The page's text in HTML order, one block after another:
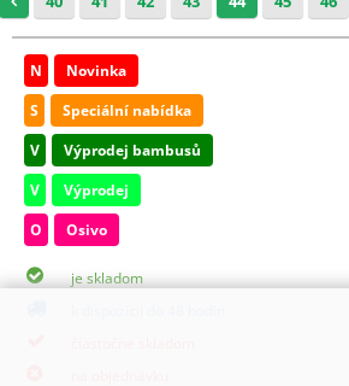
N
Novinka
S
Speciální nabídka
V
Výprodej bambusů
V
Výprodej
O
Osivo
je skladom